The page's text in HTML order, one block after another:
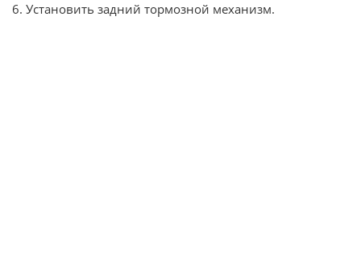
6. Установить задний тормозной механизм.